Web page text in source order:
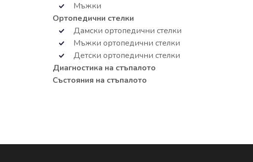
Мъжки
Ортопедични стелки
Дамски ортопедични стелки
Мъжки ортопедични стелки
Детски ортопедични стелки
Диагностика на стъпалото
Състояния на стъпалото